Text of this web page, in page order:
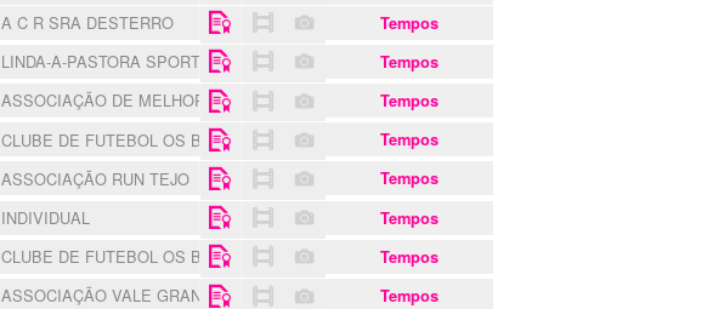
A C R SRA DESTERRO Tempos
LINDA-A-PASTORA SPORTING CLUBE Tempos
ASSOCIAÇÃO DE MELHORAMENTOS DE A DOS CUNHADOS
Tempos
CLUBE DE FUTEBOL OS BELENENSES Tempos
ASSOCIAÇÃO RUN TEJO Tempos
INDIVIDUAL Tempos
CLUBE DE FUTEBOL OS BELENENSES Tempos
ASSOCIAÇÃO VALE GRANDE Tempos